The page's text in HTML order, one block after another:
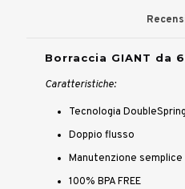
Borraccia GIANT da
Caratteristiche:
Tecnologia DoubleSpring
Doppio flusso
Manutenzione semplice
100% BPA FREE